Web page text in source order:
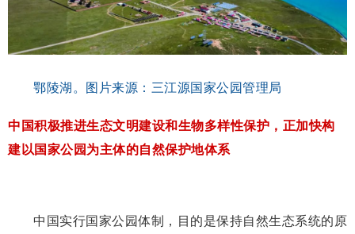
鄂陵湖。图片来源：三江源国家公园管理局
中国积极推进生态文明建设和生物多样性保护，正加快构
建以国家公园为主体的自然保护地体系
中国实行国家公园体制，目的是保持自然生态系统的原